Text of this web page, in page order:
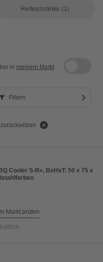
Reifeschränke (1)
in meinem Markt
Filtern
Cooler S-R«, BxHxT: 50 x 75 x
Markt prüfen